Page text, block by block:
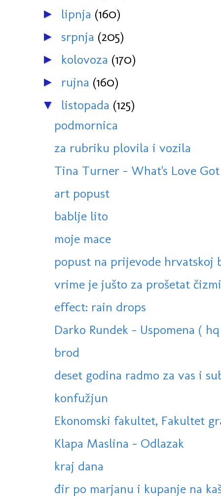
► lipnja (160)
► srpnja (205)
► kolovoza (170)
► rujna (160)
▼ listopada (125)
podmornica
za rubriku plovila i vozila
Tina Turner - What's Love
art popust
bablje lito
moje mace
popust na prijevode hrvatskoj
vrime je jušto za prošetat
effect: rain drops
Darko Rundek - Uspomena (
brod
deset godina radmo za vas i
konfužjun
Ekonomski fakultet, Fakultet
Klapa Maslina - Odlazak
kraj dana
đir po marjanu i kupanje na